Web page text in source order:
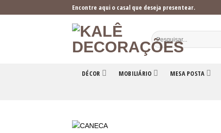
to
Encontre aqui o casal que deseja presentear.
DÉCOR MOBILIÁRIO MESA POSTA